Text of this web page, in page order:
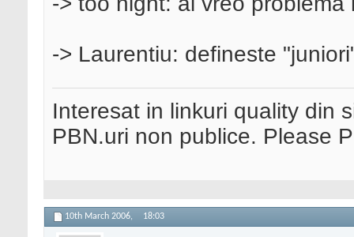
-> Laurentiu: defineste
Interesat in linkuri quality din
PBN.uri non publice. Please
10th March 2006, 18:03